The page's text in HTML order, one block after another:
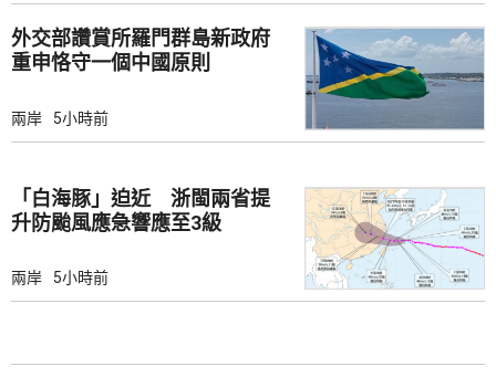
外交部讚賞所羅門群島新政府
重申恪守一個中國原則
兩岸 5小時前
「白海豚」迫近 浙閩兩省提
升防颱風應急響應至3級
兩岸 5小時前